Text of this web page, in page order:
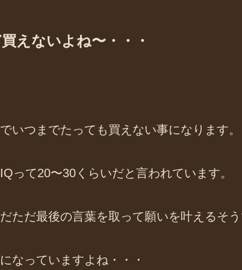
えないよね〜・・・
いつまでたっても買えない事になります。
って20〜30くらいだと言われています。
ただ最後の言葉を取って願いを叶えるそ
なっていますよね・・・